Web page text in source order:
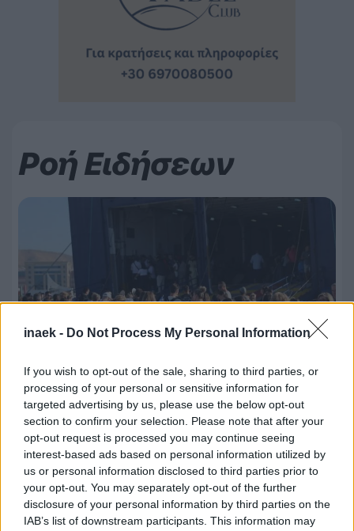
inaek - Do Not Process My Personal Information
If you wish to opt-out of the sale, sharing to third parties, or
processing of your personal or sensitive information for
targeted advertising by us, please use the below opt-out
section to confirm your selection. Please note that after your
opt-out request is processed you may continue seeing
interest-based ads based on personal information utilized by
us or personal information disclosed to third parties prior to
your opt-out. You may separately opt-out of the further
disclosure of your personal information by third parties on the
IAB’s list of downstream participants. This information may
Ροή Ειδήσεων
09.08.2026, 14:55
Πειραιάς: Πάνω από 34.000 επιβάτες αναχωρούν
για τα νησιά – Στο «κόκκινο» η κίνηση